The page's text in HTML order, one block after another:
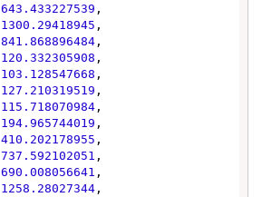
643.433227539 ,
1300.29418945 ,
841.868896484 ,
120.332305908 ,
103.128547668 ,
127.210319519 ,
115.718070984 ,
194.965744019 ,
410.202178955 ,
737.592102051 ,
690.008056641 ,
1258.28027344 ,